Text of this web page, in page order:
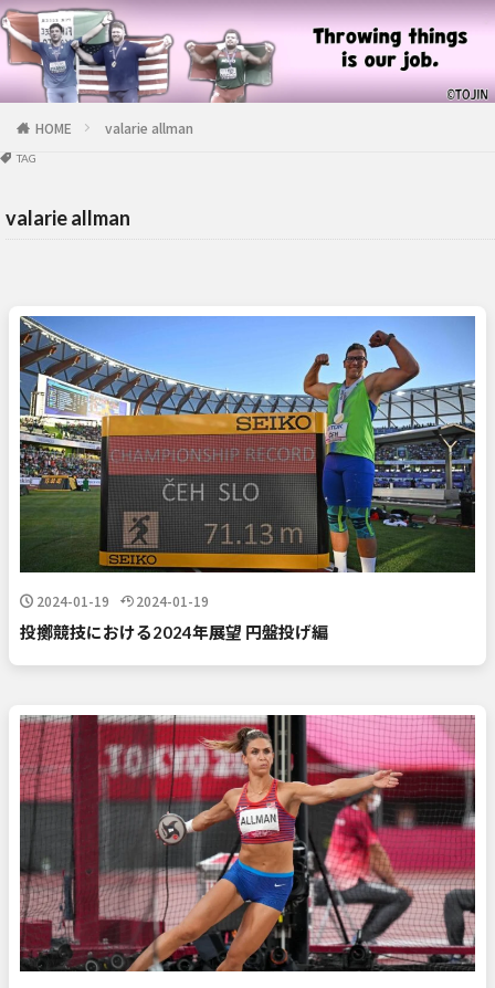
HOME valarie allman
TAG
valarie allman
2024-01-19 2024-01-19
投擲競技における2024年展望 円盤投げ編